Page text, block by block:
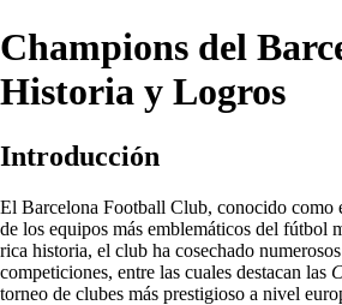
Champions del
Historia y Logros
Introducción
El Barcelona Football Club, conocido como
de los equipos más emblemáticos del fútbol
rica historia, el club ha cosechado
competiciones, entre las cuales destacan las
torneo de clubes más prestigioso a nivel